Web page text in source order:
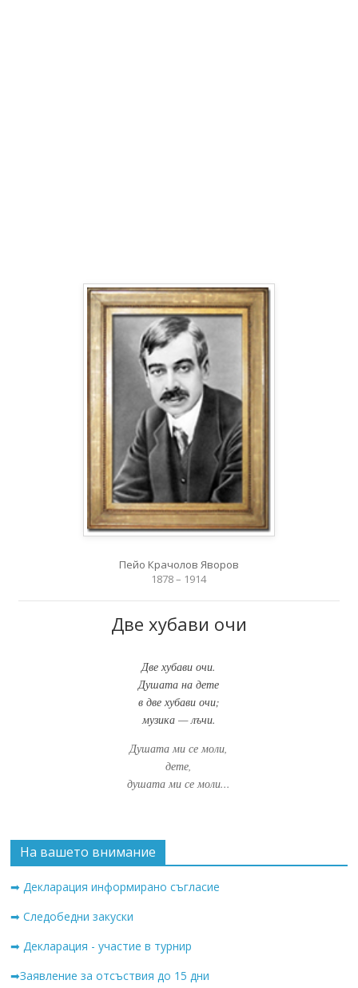
Пейо Крачолов Яворов
1878 – 1914
Две хубави очи
Две хубави очи.
Душата на дете
в две хубави очи;
музика — лъчи.
Душата ми се моли,
дете,
душата ми се моли...
На вашето внимание
➡ Декларация информирано съгласие
➡ Следобедни закуски
➡ Декларация - участие в турнир
➡Заявление за отсъствия до 15 дни